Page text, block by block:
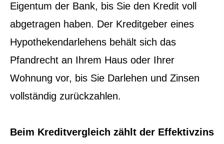
Eigentum der Bank, bis Sie den Kredit voll
abgetragen haben. Der Kreditgeber eines
Hypothekendarlehens behält sich das
Pfandrecht an Ihrem Haus oder Ihrer
Wohnung vor, bis Sie Darlehen und Zinsen
vollständig zurückzahlen.
Beim Kredit­ver­gleich zählt der Effektivzins